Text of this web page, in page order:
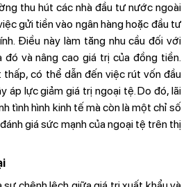
thu hút các nhà đầu tư nước ngoài
gửi tiền vào ngân hàng hoặc đầu tư
Điều này làm tăng nhu cầu đối với
đó và nâng cao giá trị của đồng tiền.
thấp, có thể dẫn đến việc rút vốn đầu
áp lực giảm giá trị ngoại tệ. Do đó, lãi
tình hình kinh tế mà còn là một chỉ số
giá sức mạnh của ngoại tệ trên thị